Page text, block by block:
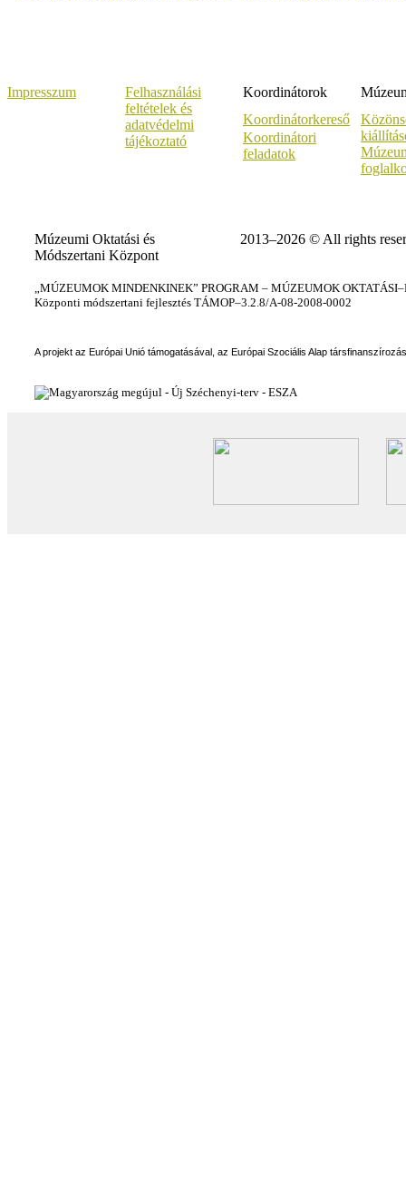
Impresszum
Felhasználási
feltételek és
adatvédelmi
tájékoztató
Koordinátorok
Koordinátorkereső
Koordinátori
feladatok
Múzeumi Oktatási és
Módszertani Központ
2013–2026 © All rights
„MÚZEUMOK MINDENKINEK” PROGRAM – MÚZEUMOK
Központi módszertani fejlesztés TÁMOP–3.2.8/A-08-2008-0002
A projekt az Európai Unió támogatásával, az Európai Szociális Alap